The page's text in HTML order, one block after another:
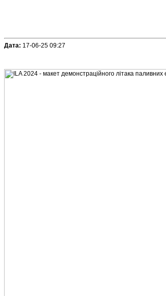
Дата: 17-06-25 09:27